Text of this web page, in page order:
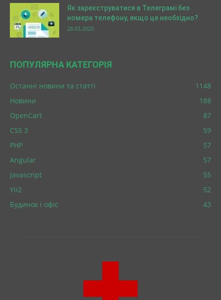
Як зареєструватися в Телеграмі без
номера телефону, якщо це необхідно?
28.03.2020
ПОПУЛЯРНА КАТЕГОРІЯ
Останні новини та статті
1148
Новини
188
OpenCart
87
CSS 3
59
PHP
57
Angular
57
Javascript
55
Yii2
52
Будинок і офіс
43